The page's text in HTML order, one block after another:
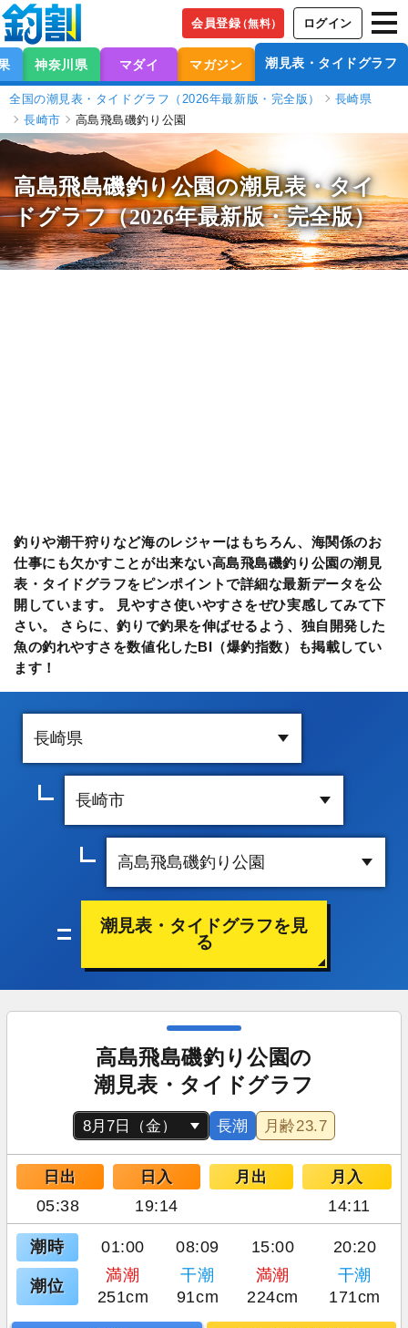
会員登録（無料） ログイン
神奈川県 マダイ マガジン 潮見表・タイドグラフ
全国の潮見表・タイドグラフ（2026年最新版・完全版）
長崎県
長崎市
高島飛島磯釣り公園
高島飛島磯釣り公園の潮見表・タイ
ドグラフ（2026年最新版・完全版）
釣りや潮干狩りなど海のレジャーはもちろん、海関係のお
仕事にも欠かすことが出来ない高島飛島磯釣り公園の潮見
表・タイドグラフをピンポイントで詳細な最新データを公
開しています。 見やすさ使いやすさをぜひ実感してみて下
さい。 さらに、釣りで釣果を伸ばせるよう、独自開発した
魚の釣れやすさを数値化したBI（爆釣指数）も掲載してい
ます！
潮見表・タイドグラフを見
る
高島飛島磯釣り公園の
潮見表・タイドグラフ
長潮 月齢23.7
日出 日入 月出 月入
05:38 19:14 14:11
潮時 01:00 08:09 15:00 20:20
潮位
満潮 干潮 満潮
干潮
251cm
91cm 224cm 171cm